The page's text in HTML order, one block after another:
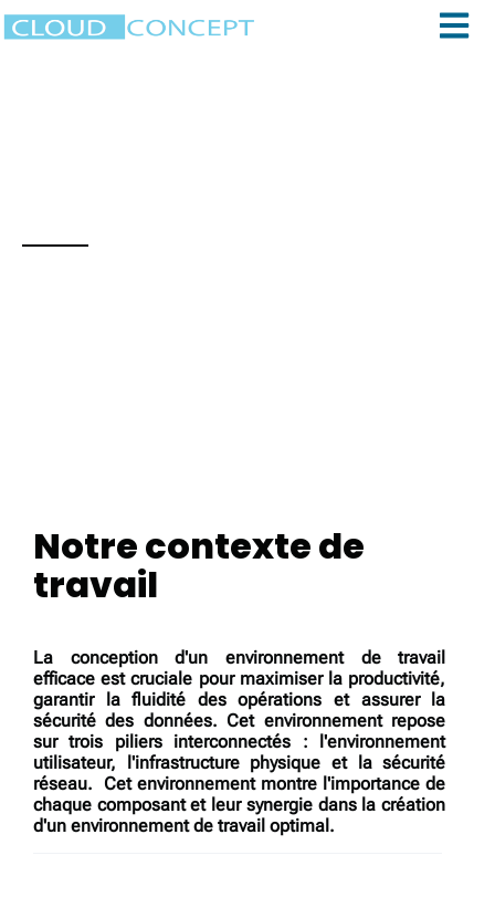
Notre contexte de
travail
La conception d'un environnement de travail
efficace est cruciale pour maximiser la productivité,
garantir la fluidité des opérations et assurer la
sécurité des données. Cet environnement repose
sur trois piliers interconnectés : l'environnement
utilisateur, l'infrastructure physique et la sécurité
réseau. Cet environnement montre l'importance de
chaque composant et leur synergie dans la création
d'un environnement de travail optimal .